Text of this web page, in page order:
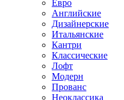
Евро
Английские
Дизайнерские
Итальянские
Кантри
Классические
Лофт
Модерн
Прованс
Неоклассика